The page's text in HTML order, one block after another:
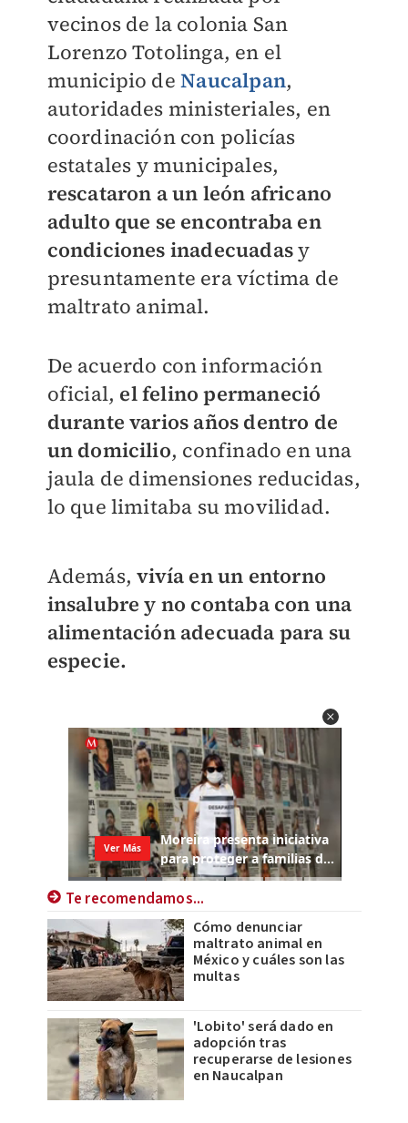
vecinos de la colonia San
Lorenzo Totolinga, en el
municipio deNaucalpan,
autoridades ministeriales, en
coordinación con policías
estatales y municipales,
rescataron a un león africano
adulto que se encontraba en
condiciones inadecuadasy
presuntamente era víctima de
maltrato animal.
De acuerdo con información
oficial, el felino permaneció
durante varios años dentro de
un domicilio, confinado en una
jaula de dimensiones reducidas,
lo que limitaba su movilidad.
Además,vivía en un entorno
insalubre y no contaba con una
alimentación adecuada para su
especie.
Te recomendamos...
Cómo denunciar
maltrato animal en
México y cuáles son las
multas
'Lobito' será dado en
adopción tras
recuperarse de lesiones
en Naucalpan